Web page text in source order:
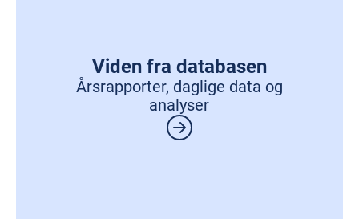
Viden fra databasen
Årsrapporter, daglige data og
analyser